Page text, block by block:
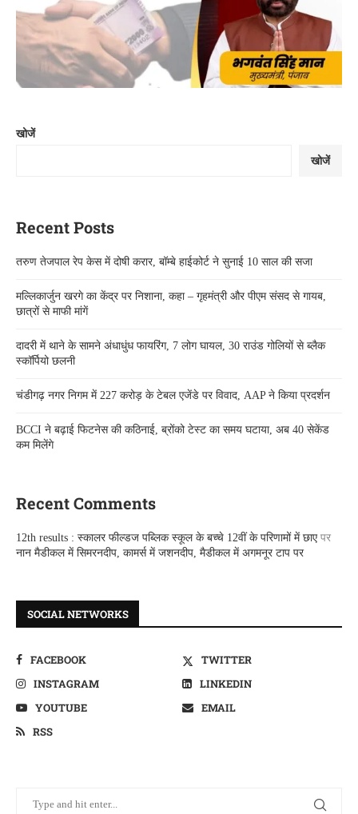
खोजें
खोजें
Recent Posts
तरुण तेजपाल रेप केस में दोषी करार, बॉम्बे हाईकोर्ट ने सुनाई 10 साल की सजा
मल्लिकार्जुन खरगे का केंद्र पर निशाना, कहा – गृहमंत्री और पीएम संसद से गायब,
छात्रों से माफी मांगें
दादरी में थाने के सामने अंधाधुंध फायरिंग, 7 लोग घायल, 30 राउंड गोलियों से ब्लैक
स्कॉर्पियो छलनी
चंडीगढ़ नगर निगम में 227 करोड़ के टेबल एजेंडे पर विवाद, AAP ने किया प्रदर्शन
BCCI ने बढ़ाई फिटनेस की कठिनाई, ब्रोंको टेस्ट का समय घटाया, अब 40 सेकेंड
कम मिलेंगे
Recent Comments
12th results : स्कालर फील्डज पब्लिक स्कूल के बच्चे 12वीं के परिणामों में छाएपर
नान मैडीकल में सिमरनदीप, कामर्स में जशनदीप, मैडीकल में अगमनूर टाप पर
SOCIAL NETWORKS
FACEBOOK
TWITTER
INSTAGRAM
LINKEDIN
YOUTUBE
EMAIL
RSS